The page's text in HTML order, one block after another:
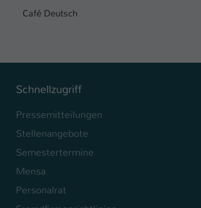
Café Deutsch
Schnellzugriff
Pressemitteilungen
Stellenangebote
Semestertermine
Mensa
Personalrat